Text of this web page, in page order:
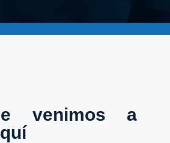
venimos a